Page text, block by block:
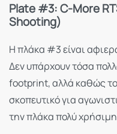
Plate #3: C-More
Shooting)
Η πλάκα #3 είναι
Δεν υπάρχουν τόσα
footprint, αλλά καθώς
σκοπευτικό για
την πλάκα πολύ